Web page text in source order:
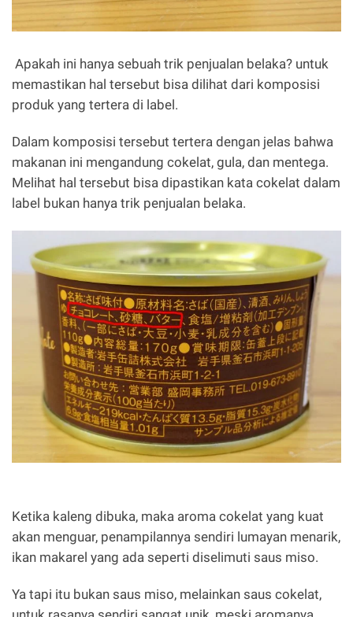
Apakah ini hanya sebuah trik penjualan belaka? untuk
memastikan hal tersebut bisa dilihat dari komposisi
produk yang tertera di label.
Dalam komposisi tersebut tertera dengan jelas bahwa
makanan ini mengandung cokelat, gula, dan mentega.
Melihat hal tersebut bisa dipastikan kata cokelat dalam
label bukan hanya trik penjualan belaka.
Ketika kaleng dibuka, maka aroma cokelat yang kuat
akan menguar, penampilannya sendiri lumayan menarik,
ikan makarel yang ada seperti diselimuti saus miso.
Ya tapi itu bukan saus miso, melainkan saus cokelat,